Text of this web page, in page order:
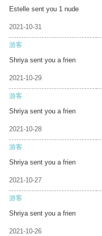
Estelle sent you 1 nude
2021-10-31
游客
Shriya sent you a frien
2021-10-29
游客
Shriya sent you a frien
2021-10-28
游客
Shriya sent you a frien
2021-10-27
游客
Shriya sent you a frien
2021-10-26